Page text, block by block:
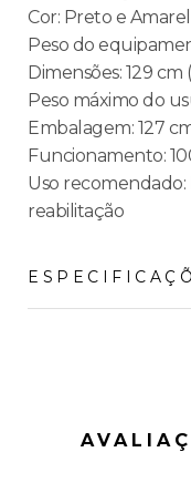
Cor: Preto e
Peso do
Dimensões: 129 cm
Peso máximo do
Embalagem: 127
Funcionamento:
Uso recomendado:
reabilitação